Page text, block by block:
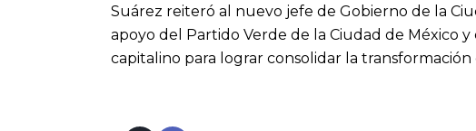
Suárez reiteró al nuevo jefe de Gobierno de la
apoyo del Partido Verde de la Ciudad de México
capitalino para lograr consolidar la transformación